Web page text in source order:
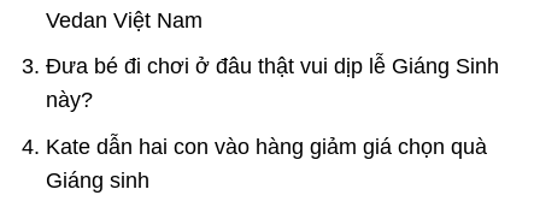
Vedan Việt Nam
Đưa bé đi chơi ở đâu thật vui dịp lễ Giáng Sinh
này?
Kate dẫn hai con vào hàng giảm giá chọn quà
Giáng sinh